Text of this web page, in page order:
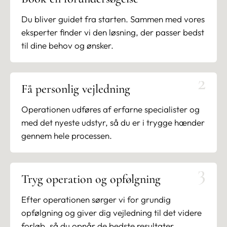
trygge, professionelle rammer, og forløbet
planlægges altid med udgangspunkt i din anatomi og
dine ønsker.
Fordele ved en brystforstørrelse
Form og størrelse tilpasses din krop, dine
proportioner og dine ønsker
Implantater af højeste kvalitet og dokumenteret
Mere fylde og en mere harmonisk silhuet
Tryg og erfaren vejledning af specialiserede
plastikkirurger hele vejen
Sådan foregår operationen
Du bliver guidet fra starten. Sammen med vores
eksperter finder vi den løsning, der passer bedst
til dine behov og ønsker.
Få personlig vejledning 2
Operationen udføres af erfarne specialister og
med det nyeste udstyr, så du er i trygge hænder
gennem hele processen.
Tryg operation og opfølgning 3
Efter operationen sørger vi for grundig
opfølgning og giver dig vejledning til det videre